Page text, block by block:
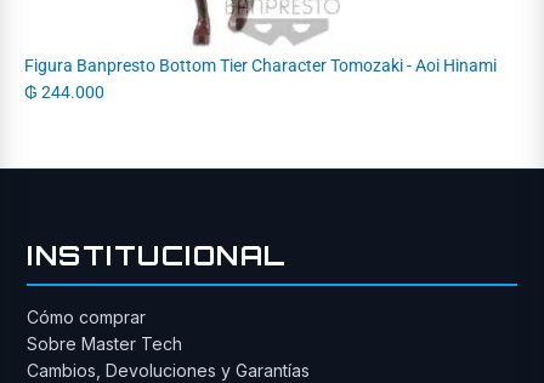
Figura Banpresto Bottom Tier Character Tomozaki - Aoi Hinami
₲ 244.000
INSTITUCIONAL
Cómo comprar
Sobre Master Tech
Cambios, Devoluciones y Garantías